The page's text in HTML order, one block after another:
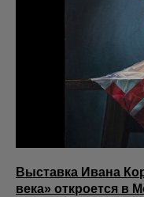
Выставка Ивана
века» откроется в